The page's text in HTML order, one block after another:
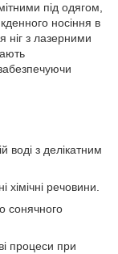
під одягом,
носіння в
ніг з лазерними
воді з делікатним
хімічні речовини.
сонячного
процеси при